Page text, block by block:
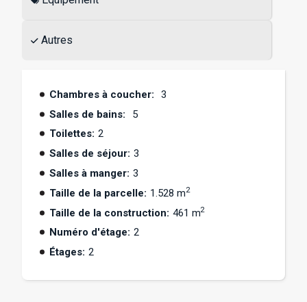
barbecue et cuisine d’été.
Autres
Chambres à coucher:
3
Salles de bains:
5
Toilettes: 2
Salles de séjour: 3
Salles à manger: 3
Taille de la parcelle: 1.528 m2
Taille de la construction: 461 m2
Numéro d'étage: 2
Étages: 2